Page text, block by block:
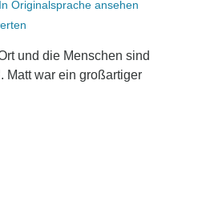
In Originalsprache ansehen
und die Menschen sind
Matt war ein großartiger